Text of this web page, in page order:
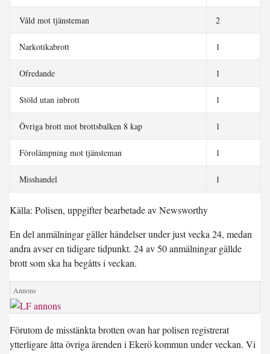
Våld mot tjänsteman 2
Narkotikabrott 1
Ofredande 1
Stöld utan inbrott 1
Övriga brott mot brottsbalken 8 kap 1
Förolämpning mot tjänsteman 1
Misshandel 1
Källa: Polisen, uppgifter bearbetade av Newsworthy
En del anmälningar gäller händelser under just vecka 24, medan
andra avser en tidigare tidpunkt. 24 av 50 anmälningar gällde
brott som ska ha begåtts i veckan.
Förutom de misstänkta brotten ovan har polisen registrerat
ytterligare åtta övriga ärenden i Ekerö kommun under veckan. Vi